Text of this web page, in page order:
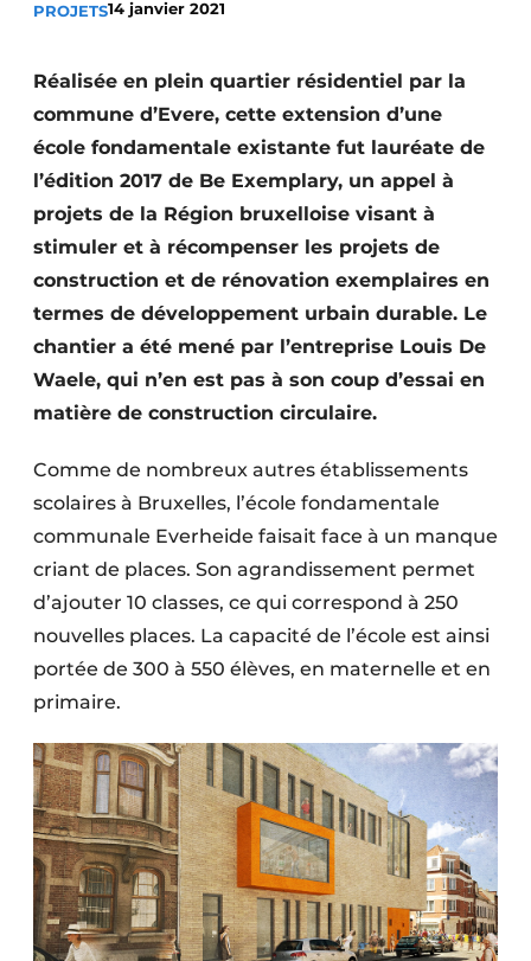
Construction bois
Contrôle d’accès
Éclairage
Fondations
Façades
Infrastructures souterraines et égouttage
Rénovation
Sécurité incendie
Software
Techniques ferroviaires
Travaux ferroviaires
PROJETS14 janvier 2021
Réalisée en plein quartier résidentiel par la
commune d’Evere, cette extension d’une
école fondamentale existante fut lauréate de
l’édition 2017 de Be Exemplary, un appel à
projets de la Région bruxelloise visant à
stimuler et à récompenser les projets de
construction et de rénovation exemplaires en
termes de développement urbain durable. Le
chantier a été mené par l’entreprise Louis De
Waele, qui n’en est pas à son coup d’essai en
matière de construction circulaire.
Comme de nombreux autres établissements
scolaires à Bruxelles, l’école fondamentale
communale Everheide faisait face à un manque
criant de places. Son agrandissement permet
d’ajouter 10 classes, ce qui correspond à 250
nouvelles places. La capacité de l’école est ainsi
portée de 300 à 550 élèves, en maternelle et en
primaire.